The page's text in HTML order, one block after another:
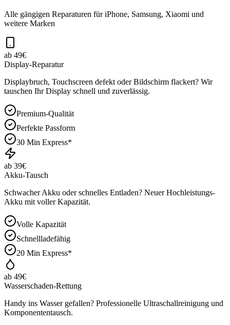
Alle gängigen Reparaturen für iPhone, Samsung, Xiaomi und
weitere Marken
ab 49€
Display-Reparatur
Displaybruch, Touchscreen defekt oder Bildschirm flackert? Wir
tauschen Ihr Display schnell und zuverlässig.
Premium-Qualität
Perfekte Passform
30 Min Express*
ab 39€
Akku-Tausch
Schwacher Akku oder schnelles Entladen? Neuer Hochleistungs-
Akku mit voller Kapazität.
Volle Kapazität
Schnellladefähig
20 Min Express*
ab 49€
Wasserschaden-Rettung
Handy ins Wasser gefallen? Professionelle Ultraschallreinigung und
Komponententausch.